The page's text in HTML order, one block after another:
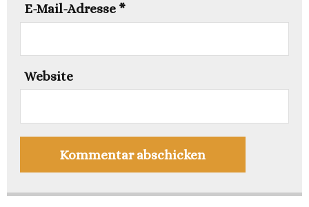
E-Mail-Adresse *
Website